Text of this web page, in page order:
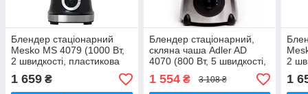
Блендер стаціонарний
Mesko MS 4079 (1000 Вт,
2 швидкості, пластикова
чаша 1.8л)
1 659 ₴
Блендер стаціонарний,
скляна чаша Adler AD
4070 (800 Вт, 5 швидкості,
ножі нержавіюча сталь,
чаша 1.5 л)
1 554₴ 3 108 ₴
2
1